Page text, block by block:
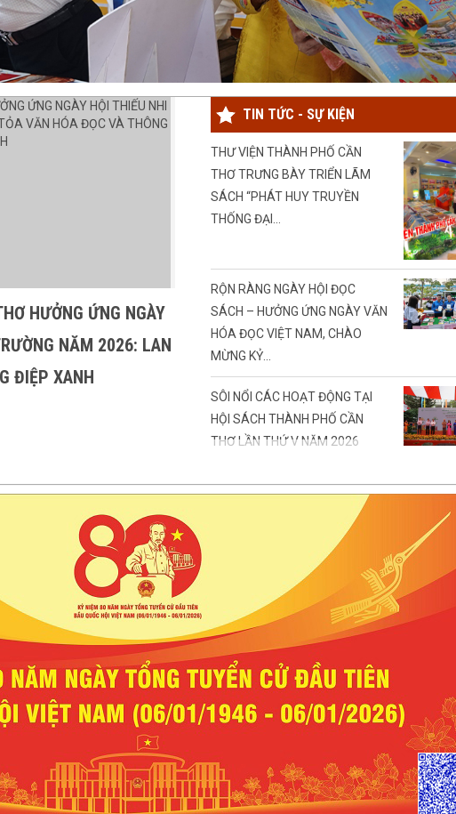
HƯỞNG ỨNG NGÀY
NĂM 2026: LAN
ĐIỆP XANH
TIN TỨC - SỰ KIỆN
THƯ VIỆN THÀNH PHỐ CẦN
THƠ TRƯNG BÀY TRIỂN LÃM
SÁCH “PHÁT HUY TRUYỀN
THỐNG ĐẠI...
RỘN RÀNG NGÀY HỘI ĐỌC
SÁCH – HƯỞNG ỨNG NGÀY VĂN
HÓA ĐỌC VIỆT NAM, CHÀO
MỪNG KỶ...
SÔI NỔI CÁC HOẠT ĐỘNG TẠI
HỘI SÁCH THÀNH PHỐ CẦN
THƠ LẦN THỨ V NĂM 2026